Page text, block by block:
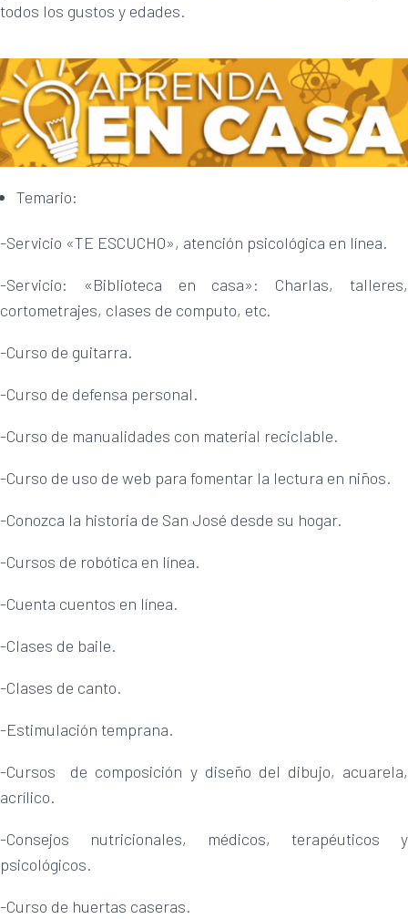
todos los gustos y edades.
Temario:
-Servicio «TE ESCUCHO», atención psicológica en línea.
-Servicio: «Biblioteca en casa»: Charlas, talleres,
cortometrajes, clases de computo, etc.
-Curso de guitarra.
-Curso de defensa personal.
-Curso de manualidades con material reciclable.
-Curso de uso de web para fomentar la lectura en niños.
-Conozca la historia de San José desde su hogar.
-Cursos de robótica en línea.
-Cuenta cuentos en línea.
-Clases de baile.
-Clases de canto.
-Estimulación temprana.
-Cursos de composición y diseño del dibujo, acuarela,
acrílico.
-Consejos nutricionales, médicos, terapéuticos y
psicológicos.
-Curso de huertas caseras.